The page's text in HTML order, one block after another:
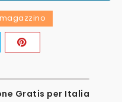
Gratis per Italia